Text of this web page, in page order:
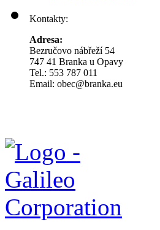
Kontakty:
Adresa:
Bezručovo nábřeží 54
747 41 Branka u Opavy
Tel.: 553 787 011
Email: obec@branka.eu